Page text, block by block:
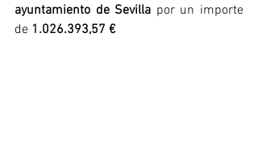
ayuntamiento de Sevilla por un importe
de 1.026.393,57 €